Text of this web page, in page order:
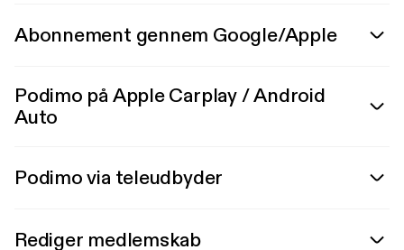
Abonnement gennem Google/Apple
Podimo på Apple Carplay / Android
Auto
Podimo via teleudbyder
Rediger medlemskab